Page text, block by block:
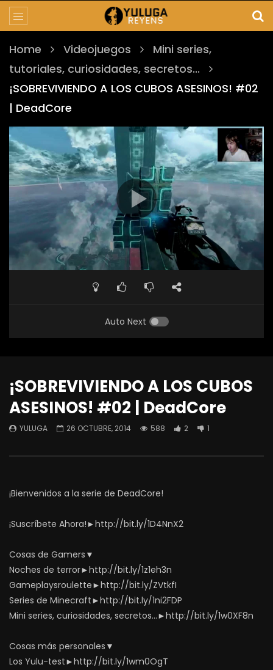
Home Videojuegos
Mini series,
tutoriales, curiosidades, secretos...
¡SOBREVIVIENDO A LOS CUBOS ASESINOS! #02
| DeadCore
Auto Next
¡SOBREVIVIENDO A LOS CUBOS
ASESINOS! #02 | DeadCore
YULUGA 26 OCTUBRE, 2014 588 2 1
¡Bienvenidos a la serie de DeadCore!
¡Suscríbete Ahora!►http://bit.ly/1D4NnX2
Cosas de Gamers▼
Noches de terror►http://bit.ly/1z1eh3n
Gameplaysroulette►http://bit.ly/ZVtkfI
Series de Minecraft►http://bit.ly/1ni2FDP
Mini series, curiosidades, secretos…►http://bit.ly/1w0XF8n
Cosas más personales▼
Los Yulu-test►http://bit.ly/1wm0OgT